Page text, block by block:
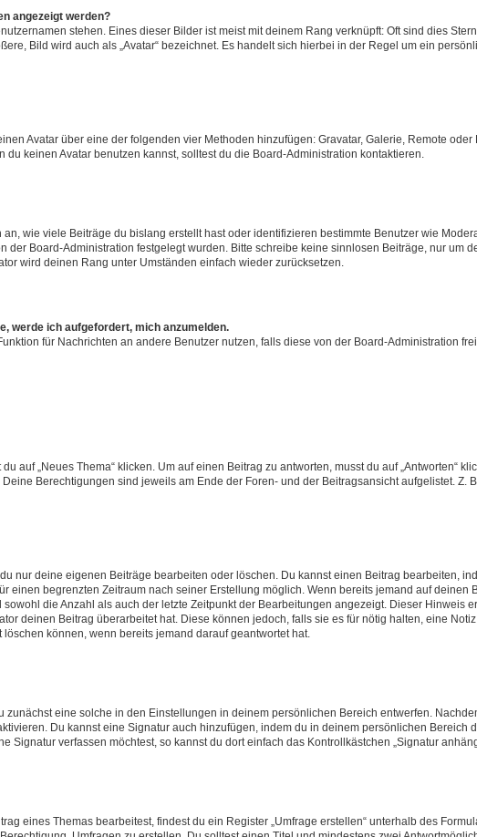
angezeigt werden?
stehen. Eines dieser Bilder ist meist mit deinem Rang verknüpft: Oft sind dies
Bild wird auch als „Avatar“ bezeichnet. Es handelt sich hierbei in der Regel um ein
Avatar über eine der folgenden vier Methoden hinzufügen: Gravatar, Galerie, Remote
keinen Avatar benutzen kannst, solltest du die Board-Administration kontaktieren.
wie viele Beiträge du bislang erstellt hast oder identifizieren bestimmte Benutzer wie
der Board-Administration festgelegt wurden. Bitte schreibe keine sinnlosen Beiträge, nur um
wird deinen Rang unter Umständen einfach wieder zurücksetzen.
werde ich aufgefordert, mich anzumelden.
für Nachrichten an andere Benutzer nutzen, falls diese von der Board-Administration
auf „Neues Thema“ klicken. Um auf einen Beitrag zu antworten, musst du auf „Antworten“
Berechtigungen sind jeweils am Ende der Foren- und der Beitragsansicht aufgelistet. Z.
nur deine eigenen Beiträge bearbeiten oder löschen. Du kannst einen Beitrag bearbeiten,
einen begrenzten Zeitraum nach seiner Erstellung möglich. Wenn bereits jemand auf deinen
die Anzahl als auch der letzte Zeitpunkt der Bearbeitungen angezeigt. Dieser Hinweis
deinen Beitrag überarbeitet hat. Diese können jedoch, falls sie es für nötig halten, eine
können, wenn bereits jemand darauf geantwortet hat.
eine solche in den Einstellungen in deinem persönlichen Bereich entwerfen.
Du kannst eine Signatur auch hinzufügen, indem du in deinem persönlichen Bereich
Signatur verfassen möchtest, so kannst du dort einfach das Kontrollkästchen „Signatur
eines Themas bearbeitest, findest du ein Register „Umfrage erstellen“ unterhalb des